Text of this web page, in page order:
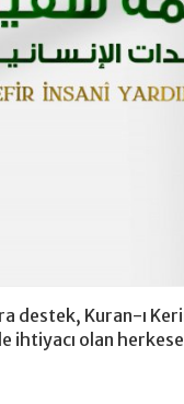
destek, Kuran-ı
ihtiyacı olan